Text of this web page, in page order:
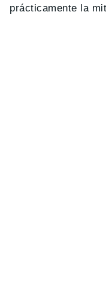
prácticamente la